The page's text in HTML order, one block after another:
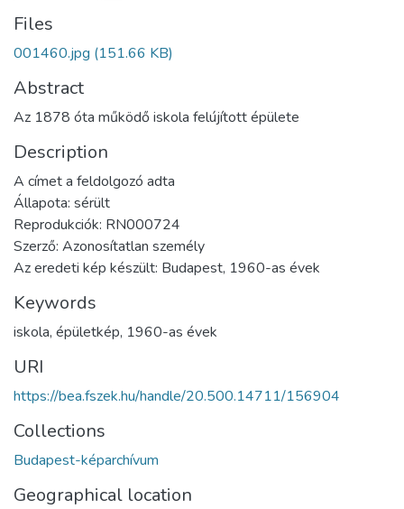
Files
001460.jpg (151.66 KB)
Abstract
Az 1878 óta működő iskola felújított épülete
Description
A címet a feldolgozó adta
Állapota: sérült
Reprodukciók: RN000724
Szerző: Azonosítatlan személy
Az eredeti kép készült: Budapest, 1960-as évek
Keywords
iskola, épületkép, 1960-as évek
URI
https://bea.fszek.hu/handle/20.500.14711/156904
Collections
Budapest-képarchívum
Geographical location